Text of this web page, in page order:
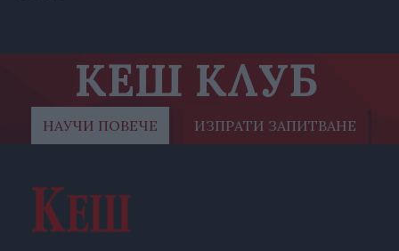
КЕШ КЛУБ
НАУЧИ ПОВЕЧЕ ИЗПРАТИ ЗАПИТВАНЕ